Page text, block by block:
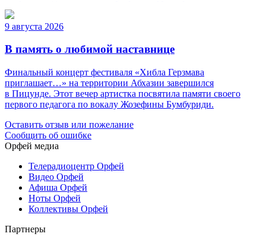
9 августа 2026
В память о любимой наставнице
Финальный концерт фестиваля «Хибла Герзмава
приглашает…» на территории Абхазии завершился
в Пицунде. Этот вечер артистка посвятила памяти своего
первого педагога по вокалу Жозефины Бумбуриди.
Оставить отзыв или пожелание
Сообщить об ошибке
Орфей медиа
Телерадиоцентр Орфей
Видео Орфей
Афиша Орфей
Ноты Орфей
Коллективы Орфей
Партнеры